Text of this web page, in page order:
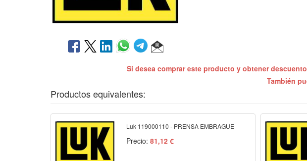
Si desea comprar este producto y obtener
También
Productos equivalentes:
Luk 119000110 - PRENSA EMBRAGUE
Precio:81,12 €